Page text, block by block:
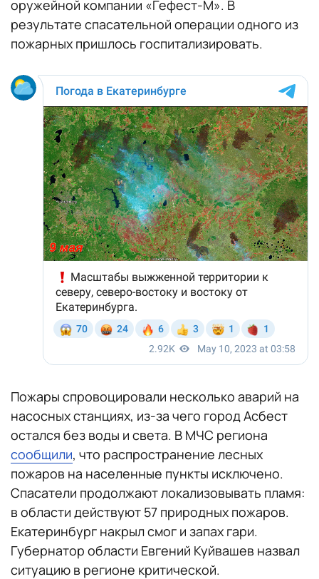
оружейной компании «Гефест-М». В
результате спасательной операции одного из
пожарных пришлось госпитализировать.
Пожары спровоцировали несколько аварий на
насосных станциях, из-за чего город Асбест
остался без воды и света. В МЧС региона
сообщили, что распространение лесных
пожаров на населенные пункты исключено.
Спасатели продолжают локализовывать пламя:
в области действуют 57 природных пожаров.
Екатеринбург накрыл смог и запах гари.
Губернатор области Евгений Куйвашев назвал
ситуацию в регионе критической.